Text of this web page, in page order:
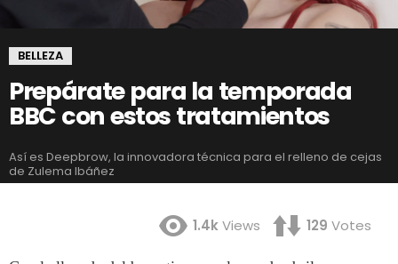
BELLEZA
Prepárate para la temporada
BBC con estos tratamientos
Así es Deepbrow, la innovadora técnica para el relleno de cejas
de Zulema Ibáñez
1.4kViews 129 Votes